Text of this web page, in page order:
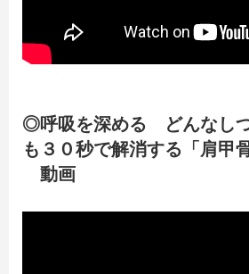
◎呼吸を深める どんなし
も３０秒で解消する「肩甲
動画